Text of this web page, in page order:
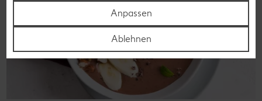
Anpassen
Ablehnen